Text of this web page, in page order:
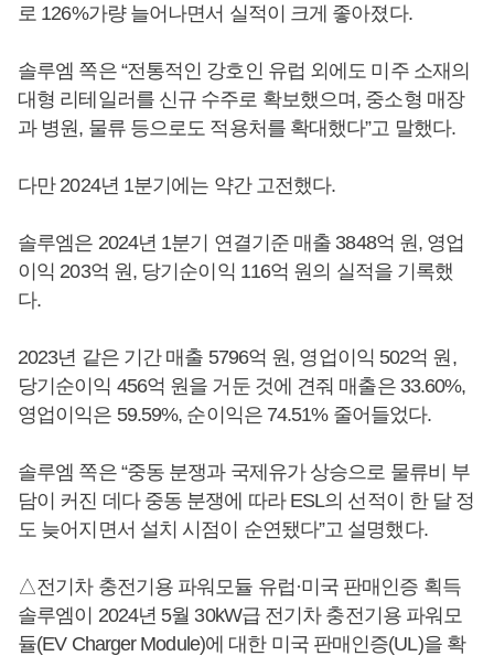
로 126%가량 늘어나면서 실적이 크게 좋아졌다.
솔루엠 쪽은 “전통적인 강호인 유럽 외에도 미주 소재의
대형 리테일러를 신규 수주로 확보했으며, 중소형 매장
과 병원, 물류 등으로도 적용처를 확대했다”고 말했다.
다만 2024년 1분기에는 약간 고전했다.
솔루엠은 2024년 1분기 연결기준 매출 3848억 원, 영업
이익 203억 원, 당기순이익 116억 원의 실적을 기록했
다.
2023년 같은 기간 매출 5796억 원, 영업이익 502억 원,
당기순이익 456억 원을 거둔 것에 견줘 매출은 33.60%,
영업이익은 59.59%, 순이익은 74.51% 줄어들었다.
솔루엠 쪽은 “중동 분쟁과 국제유가 상승으로 물류비 부
담이 커진 데다 중동 분쟁에 따라 ESL의 선적이 한 달 정
도 늦어지면서 설치 시점이 순연됐다”고 설명했다.
△전기차 충전기용 파워모듈 유럽·미국 판매인증 획득
솔루엠이 2024년 5월 30kW급 전기차 충전기용 파워모
듈(EV Charger Module)에 대한 미국 판매인증(UL)을 확